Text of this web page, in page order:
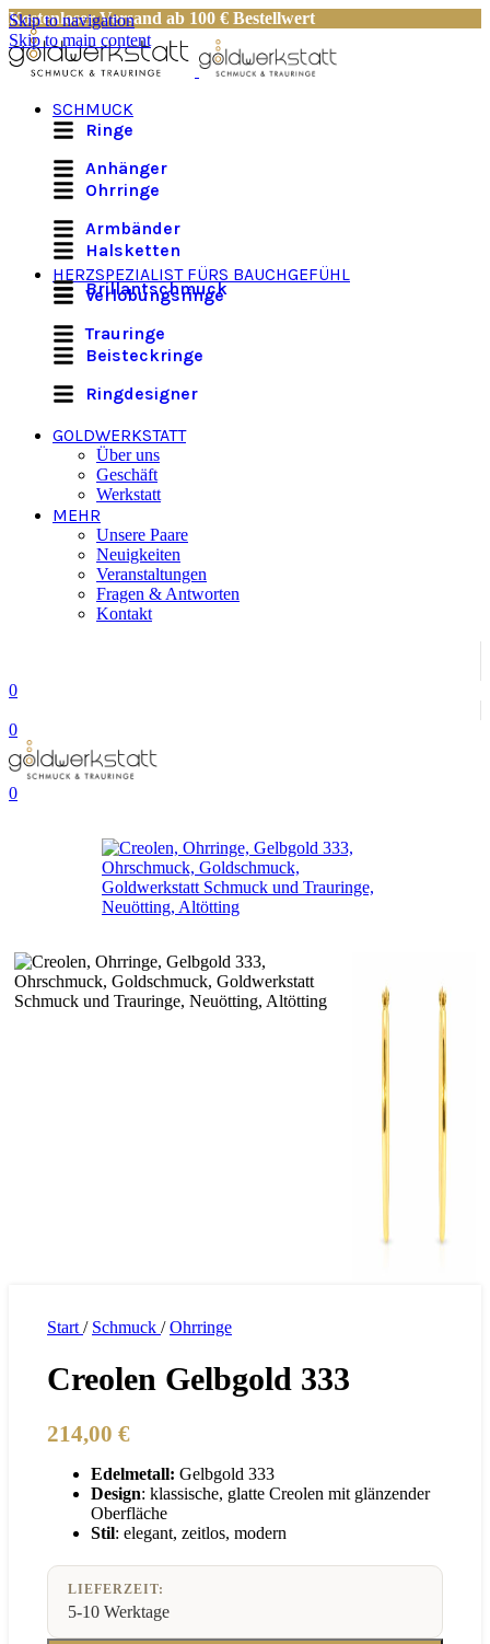
Skip to navigation
Skip to main content
Kostenloser Versand ab 100 € Bestellwert
SCHMUCK
Ringe
Anhänger
Ohrringe
Armbänder
Halsketten
Brillantschmuck
HERZSPEZIALIST FÜRS BAUCHGEFÜHL
Verlobungsringe
Trauringe
Beisteckringe
Ringdesigner
GOLDWERKSTATT
Über uns
Geschäft
Werkstatt
MEHR
Unsere Paare
Neuigkeiten
Veranstaltungen
Fragen & Antworten
Kontakt
0
0
0
Start / Schmuck / Ohrringe
Creolen Gelbgold 333
214,00 €
Edelmetall: Gelbgold 333
Design: klassische, glatte Creolen mit glänzender
Oberfläche
Stil: elegant, zeitlos, modern
LIEFERZEIT:
5-10 Werktage